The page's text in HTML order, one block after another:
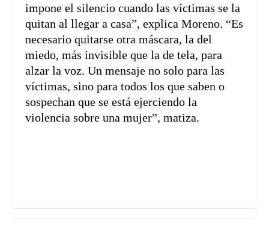
impone el silencio cuando las víctimas se la
quitan al llegar a casa”, explica Moreno. “Es
necesario quitarse otra máscara, la del
miedo, más invisible que la de tela, para
alzar la voz. Un mensaje no solo para las
víctimas, sino para todos los que saben o
sospechan que se está ejerciendo la
violencia sobre una mujer”, matiza.